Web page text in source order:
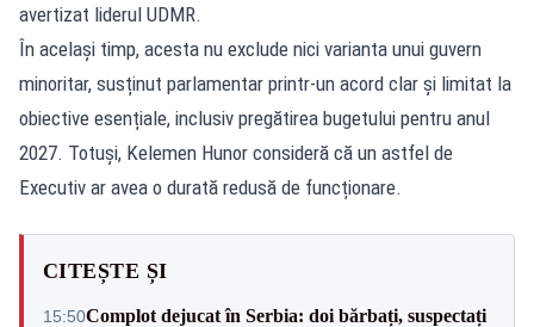
avertizat liderul UDMR.
În același timp, acesta nu exclude nici varianta unui guvern
minoritar, susținut parlamentar printr-un acord clar și limitat la
obiective esențiale, inclusiv pregătirea bugetului pentru anul
2027. Totuși, Kelemen Hunor consideră că un astfel de
Executiv ar avea o durată redusă de funcționare.
CITEȘTE ȘI
15:50Complot dejucat în Serbia: doi bărbați, suspectați